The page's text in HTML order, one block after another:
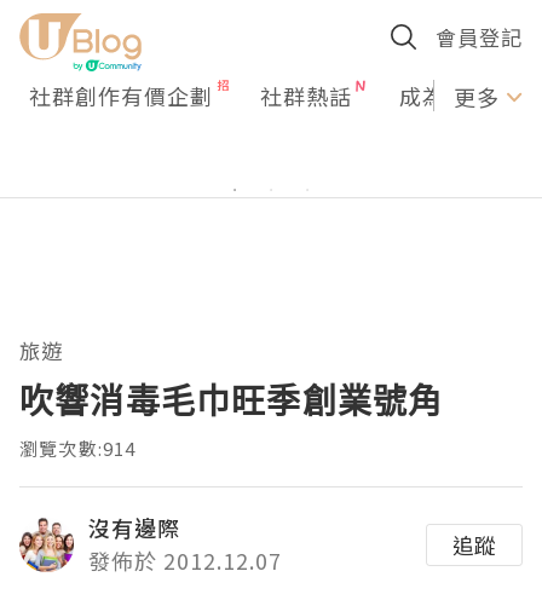
會員登記
社群創作有價企劃 社群熱話 成為U更多
旅遊
吹響消毒毛巾旺季創業號角
瀏覽次數:914
沒有邊際
發佈於 2012.12.07
追蹤